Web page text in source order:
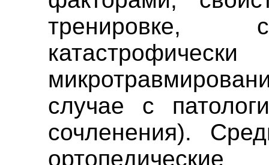
тренировке,
случае с
сочленения).